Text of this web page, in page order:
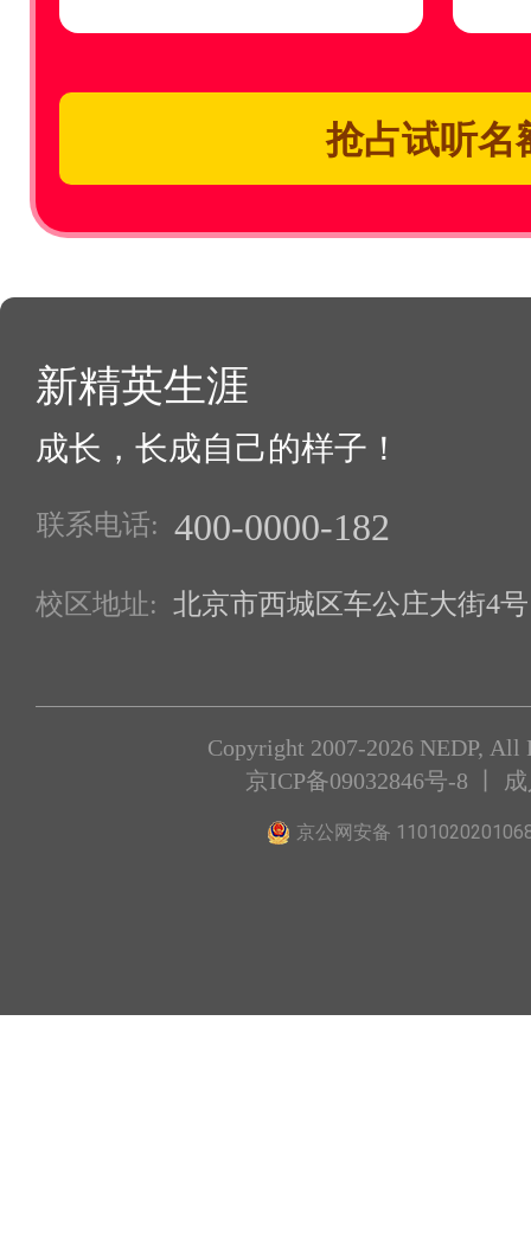
抢占试听名
新精英生涯
成长，长成自己的样子！
联系电话: 400-0000-182
校区地址: 北京市西城区车公庄大街4
Copyright 2007-2026 NEDP, All
京ICP备09032846号-8 丨
京公网安备